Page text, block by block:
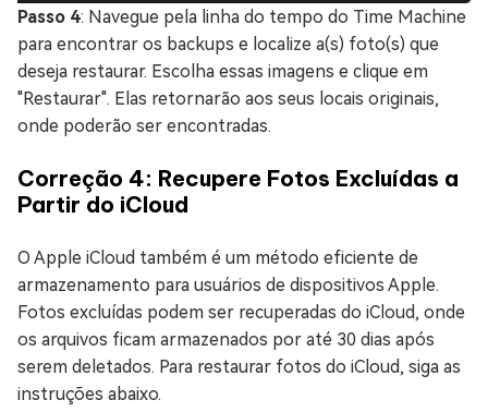
Passo 4: Navegue pela linha do tempo do Time Machine
para encontrar os backups e localize a(s) foto(s) que
deseja restaurar. Escolha essas imagens e clique em
"Restaurar". Elas retornarão aos seus locais originais,
onde poderão ser encontradas.
Correção 4: Recupere Fotos Excluídas a
Partir do iCloud
O Apple iCloud também é um método eficiente de
armazenamento para usuários de dispositivos Apple.
Fotos excluídas podem ser recuperadas do iCloud, onde
os arquivos ficam armazenados por até 30 dias após
serem deletados. Para restaurar fotos do iCloud, siga as
instruções abaixo.